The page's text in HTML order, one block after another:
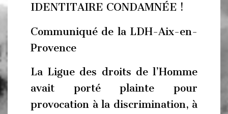
IDENTITAIRE CONDAMNÉE !
Communiqué de la LDH-Aix-en-
Provence
La Ligue des droits de l’Homme
avait porté plainte pour
provocation à la discrimination, à